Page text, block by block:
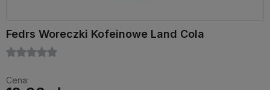
Fedrs Woreczki Kofeinowe Land Cola
Cena: